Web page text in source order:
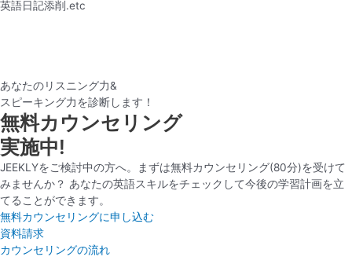
英語日記添削.etc
あなたのリスニング力&
スピーキング力を診断します！
無料カウンセリング
実施中!
JEEKLYをご検討中の方へ。まずは無料カウンセリング(80分)を受けて
みませんか？ あなたの英語スキルをチェックして今後の学習計画を立
てることができます。
無料カウンセリングに申し込む
資料請求
カウンセリングの流れ